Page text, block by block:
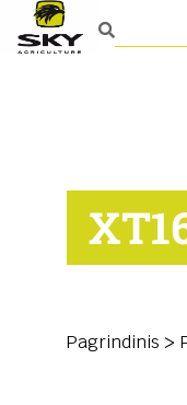
Pagrindinis >